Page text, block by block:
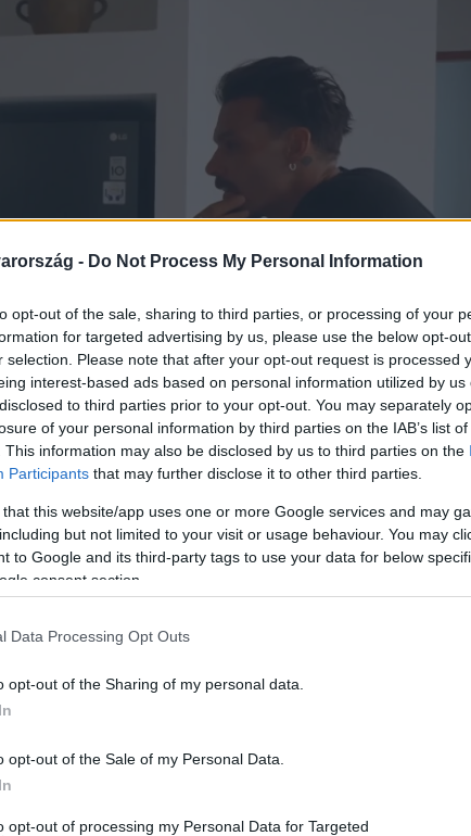
- Do Not Process My Personal Information
opt-out of the sale, sharing to third parties, or processing of your
for targeted advertising by us, please use the below opt-
selection. Please note that after your opt-out request is processed
interest-based ads based on personal information utilized by us
to third parties prior to your opt-out. You may separately
of your personal information by third parties on the IAB’s list
This information may also be disclosed by us to third parties on the
Participants that may further disclose it to other third parties.
that this website/app uses one or more Google services and may
but not limited to your visit or usage behaviour. You may
to Google and its third-party tags to use your data for below
consent section.
Data Processing Opt Outs
opt-out of the Sharing of my personal data.
opt-out of the Sale of my Personal Data.
opt-out of processing my Personal Data for Targeted
jelentős fordulatok várják a
valakinek, Ticiána jelöltje váratlanul
felkavarja az állóvizet. A 14. epizód